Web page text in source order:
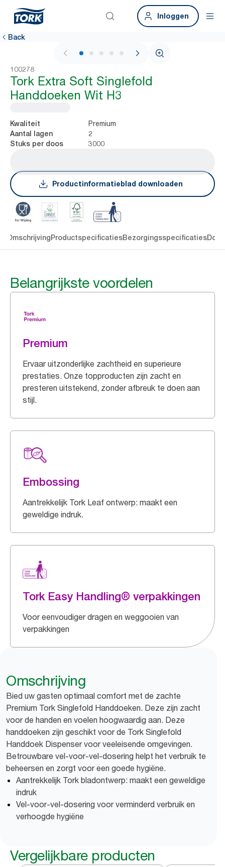
Inloggen
Back
1 / 6
100278
Tork Extra Soft Singlefold
Handdoeken Wit H3
Kwaliteit Premium
Aantal lagen 2
Stuks per doos 3000
Productinformatieblad downloaden
OmschrijvingProductspecificatiesBezorgingsspecificaties
Belangrijkste voordelen
Premium
Ervaar uitzonderlijke zachtheid en superieure
prestaties. Onze topproducten zijn zacht en
presteren uitstekend, zonder afbreuk te doen aan
stijl.
Embossing
Aantrekkelijk Tork Leaf ontwerp: maakt een
geweldige indruk.
Tork Easy Handling® verpakkingen
Voor eenvoudiger dragen en weggooien van
verpakkingen
Omschrijving
Bied uw gasten optimaal comfort met de zachte
Premium Tork Singlefold Handdoeken. Deze zijn zacht
voor de handen en voelen hoogwaardig aan. Deze
handdoeken zijn geschikt voor de Tork Singlefold
Handdoek Dispenser voor veeleisende omgevingen.
Betrouwbare vel-voor-vel-dosering helpt het verbruik te
beheersen en zorgt voor een goede hygiëne.
Aantrekkelijk Tork bladontwerp: maakt een geweldige
indruk
Vel-voor-vel-dosering voor verminderd verbruik en
verhoogde hygiëne
Vergelijkbare producten